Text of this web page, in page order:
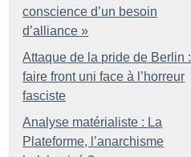
conscience d’un besoin
d’alliance »
Attaque de la pride de Berlin :
faire front uni face à l’horreur
fasciste
Analyse matérialiste : La
Plateforme, l’anarchisme